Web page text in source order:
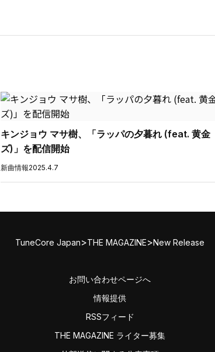
キンジョウ マサ樹、「ラッパの夕暮れ (feat. 黄金
ズ)」を配信開始
新曲情報2025.4.7
TuneCore Japan>THE MAGAZINE>New Release
お問い合わせページへ
情報提供
RSSフィード
THE MAGAZINE ライター募集